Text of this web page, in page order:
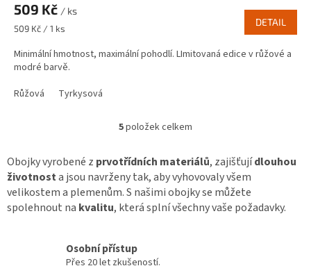
509 Kč / ks
Měrná
509 Kč / 1 ks
DETAIL
Minimální hmotnost, maximální pohodlí. LImitovaná edice v růžové a
modré barvě.
Růžová
Tyrkysová
O
l
á
d
a
c
5položek celkem
Obojky vyrobené z prvotřídních materiálů, zajišťujídlouhou
životnosta jsou navrženy tak, aby vyhovovaly všem
velikostem a plemenům. S našimi obojky se můžete
spolehnout na kvalitu, která splní všechny vaše požadavky.
Osobní přístup
Přes 20 let zkušeností.